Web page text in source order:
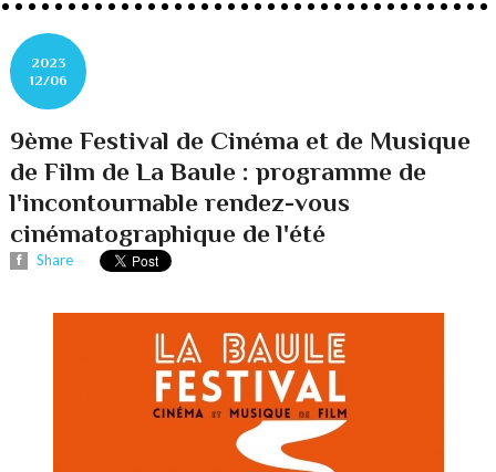
2023
12/06
9ème Festival de Cinéma et de Musique
de Film de La Baule : programme de
l'incontournable rendez-vous
cinématographique de l'été
Share